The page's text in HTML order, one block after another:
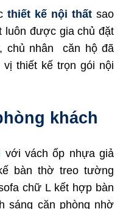
thiết kế nội thấtsao
luôn được gia chủ đặt
chủ nhân căn hộ đã
vị thiết kế trọn gói nội
khách
với vách ốp nhựa giả
bàn thờ treo tường
chữ L kết hợp bàn
sáng căn phòng nhờ